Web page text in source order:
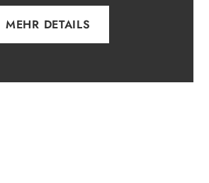
MEHR DETAILS